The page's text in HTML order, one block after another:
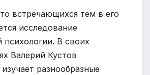
встречающихся тем в его
исследование
психологии. В своих
Валерий Кустов
разнообразные